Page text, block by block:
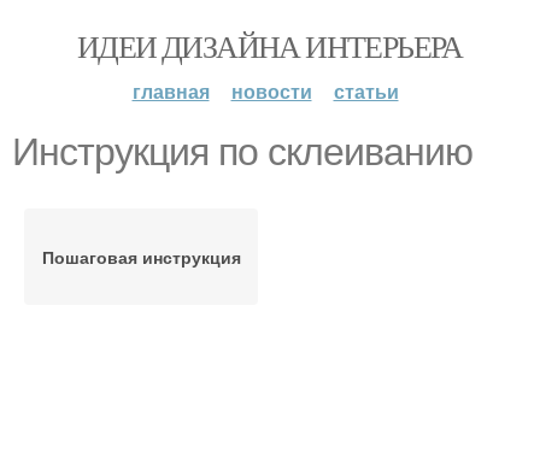
ИДЕИ ДИЗАЙНА ИНТЕРЬЕРА
главная новости статьи
Инструкция по склеиванию
Пошаговая инструкция